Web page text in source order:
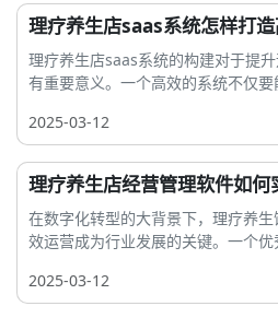
理疗养生店saas系统怎样打造
理疗养生店saas系统的构建对于提
有重要意义。一个高效的系统不仅
2025-03-12
理疗养生店经营管理软件如何
在数字化转型的大背景下，理疗养
效运营成为行业发展的关键。一个优
2025-03-12